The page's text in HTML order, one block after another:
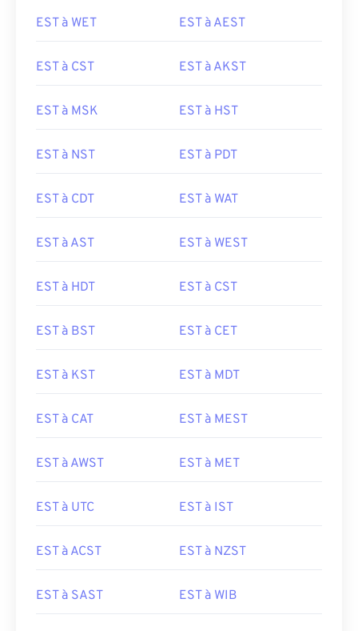
EST à WET EST à AEST
EST à CST EST à AKST
EST à MSK EST à HST
EST à NST EST à PDT
EST à CDT EST à WAT
EST à AST EST à WEST
EST à HDT EST à CST
EST à BST EST à CET
EST à KST EST à MDT
EST à CAT EST à MEST
EST à AWST EST à MET
EST à UTC EST à IST
EST à ACST EST à NZST
EST à SAST EST à WIB